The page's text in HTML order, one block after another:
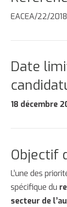
EACEA/22/2018
Date
18 décembre
Objectif
L’une des
spécifique du
secteur de